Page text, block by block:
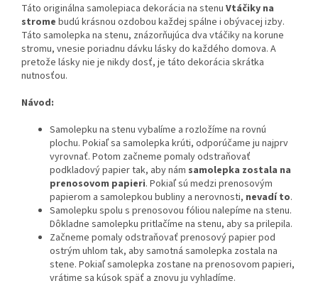
Táto originálna samolepiaca dekorácia na stenu Vtáčiky na
strome budú krásnou ozdobou každej spálne i obývacej izby.
Táto samolepka na stenu, znázorňujúca dva vtáčiky na korune
stromu, vnesie poriadnu dávku lásky do každého domova. A
pretože lásky nie je nikdy dosť, je táto dekorácia skrátka
nutnosťou.
Návod:
Samolepku na stenu vybalíme a rozložíme na rovnú
plochu. Pokiaľ sa samolepka krúti, odporúčame ju najprv
vyrovnať. Potom začneme pomaly odstraňovať
podkladový papier tak, aby nám samolepka zostala na
prenosovom papieri. Pokiaľ sú medzi prenosovým
papierom a samolepkou bubliny a nerovnosti, nevadí to.
Samolepku spolu s prenosovou fóliou nalepíme na stenu.
Dôkladne samolepku pritlačíme na stenu, aby sa prilepila.
Začneme pomaly odstraňovať prenosový papier pod
ostrým uhlom tak, aby samotná samolepka zostala na
stene. Pokiaľ samolepka zostane na prenosovom papieri,
vrátime sa kúsok späť a znovu ju vyhladíme.